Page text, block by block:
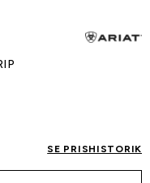
SE PRISHISTORIK